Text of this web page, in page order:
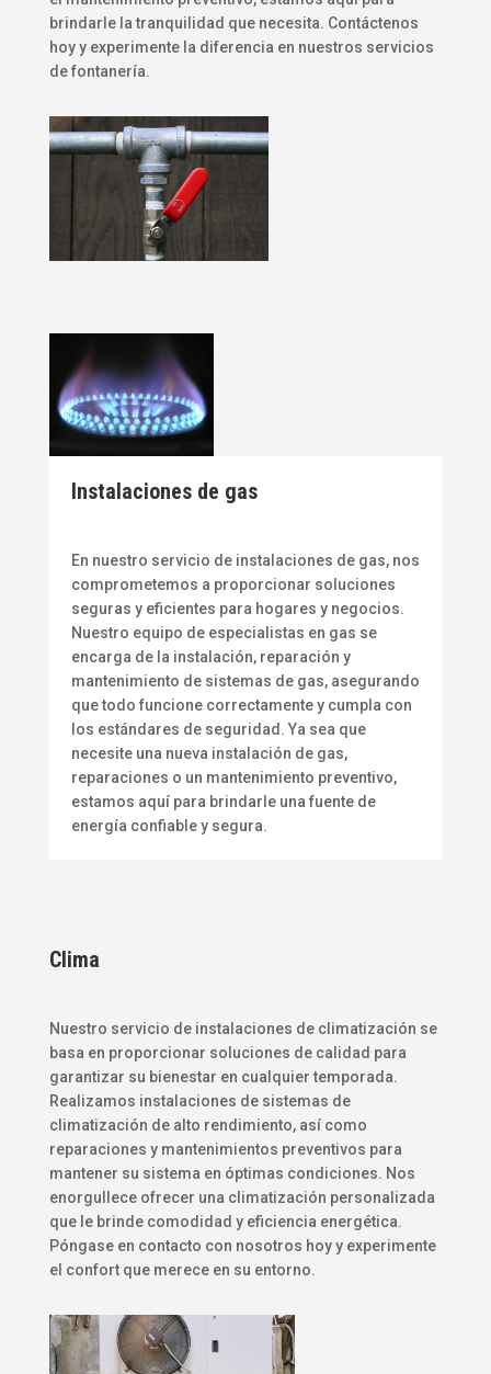
brindarle la tranquilidad que necesita. Contáctenos
hoy y experimente la diferencia en nuestros servicios
de fontanería.
Instalaciones de gas
En nuestro servicio de instalaciones de gas, nos
comprometemos a proporcionar soluciones
seguras y eficientes para hogares y negocios.
Nuestro equipo de especialistas en gas se
encarga de la instalación, reparación y
mantenimiento de sistemas de gas, asegurando
que todo funcione correctamente y cumpla con
los estándares de seguridad. Ya sea que
necesite una nueva instalación de gas,
reparaciones o un mantenimiento preventivo,
estamos aquí para brindarle una fuente de
energía confiable y segura.
Clima
Nuestro servicio de instalaciones de climatización se
basa en proporcionar soluciones de calidad para
garantizar su bienestar en cualquier temporada.
Realizamos instalaciones de sistemas de
climatización de alto rendimiento, así como
reparaciones y mantenimientos preventivos para
mantener su sistema en óptimas condiciones. Nos
enorgullece ofrecer una climatización personalizada
que le brinde comodidad y eficiencia energética.
Póngase en contacto con nosotros hoy y experimente
el confort que merece en su entorno.